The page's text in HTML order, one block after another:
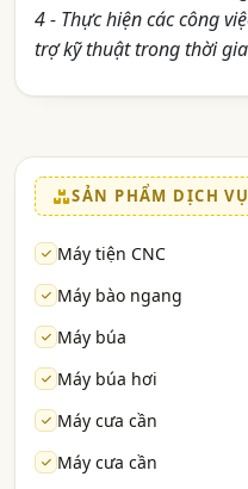
4 - Thực hiện các công
trợ kỹ thuật trong thời
SẢN PHẨM DỊCH VỤ
Máy tiện CNC
Máy bào ngang
Máy búa
Máy búa hơi
Máy cưa cần
Máy cưa cần